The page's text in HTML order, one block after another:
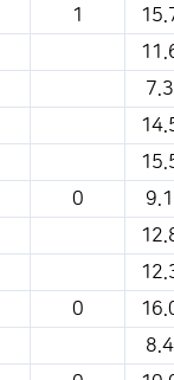
1
7.3
0
9.1
0
8.4